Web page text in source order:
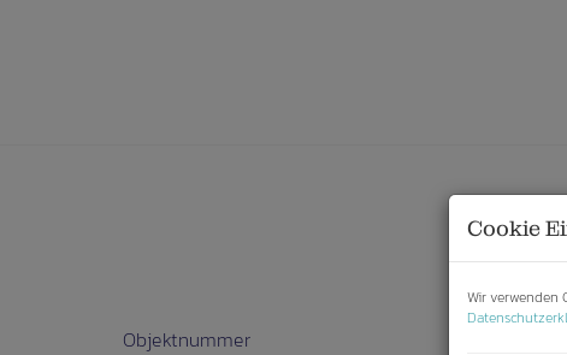
Objektnummer
Cookie
Wir verwenden